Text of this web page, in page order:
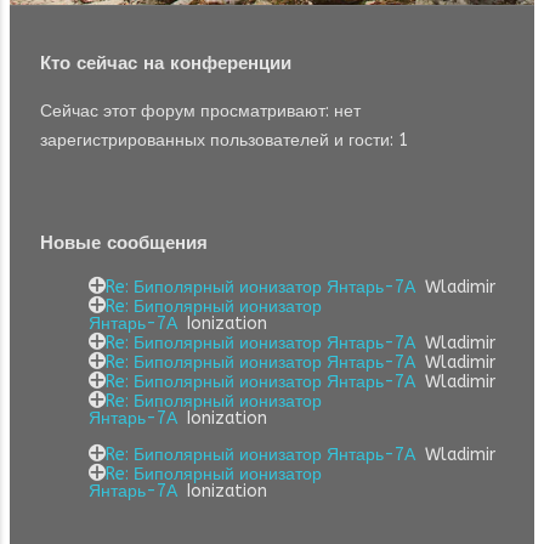
Кто сейчас на конференции
Сейчас этот форум просматривают: нет
зарегистрированных пользователей и гости: 1
Новые сообщения
Re: Биполярный ионизатор Янтарь-7А Wladimir
Re: Биполярный ионизатор
Янтарь-7А Ionization
Re: Биполярный ионизатор Янтарь-7А Wladimir
Re: Биполярный ионизатор Янтарь-7А Wladimir
Re: Биполярный ионизатор Янтарь-7А Wladimir
Re: Биполярный ионизатор
Янтарь-7А Ionization
Re: Биполярный ионизатор Янтарь-7А Wladimir
Re: Биполярный ионизатор
Янтарь-7А Ionization